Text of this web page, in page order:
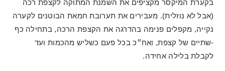
בקערת המיקסר מקציפים את השמנת המתוקה לקצפת רכה
(אבל לא נוזלית). מעבירים את תערובת חמאת הבוטנים לקערה
נקייה, מקפלים פנימה בהדרגה את הקצפת הרכה, בתחילה כף
-שתיים של קצפת, ואח״כ בכל פעם כשליש מהכמות ועד
לקבלת בלילה אחידה.